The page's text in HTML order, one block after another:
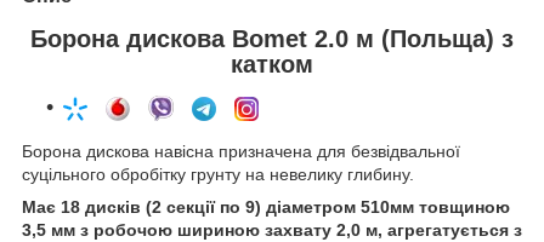
Борона дискова Bomet 2.0 м (Польща) з
катком
Борона дискова навісна призначена для безвідвальної
суцільного обробітку грунту на невелику глибину.
Має 18 дисків (2 секції по 9) діаметром 510мм товщиною
3,5 мм з робочою шириною захвату 2,0 м, агрегатується з